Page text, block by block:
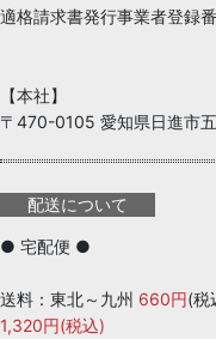
適格請求書発行事業者登録
【本社】
〒470-0105 愛知県日進市
配送について
● 宅配便 ●
送料：東北～九州 660円(税
1,320円(税込)